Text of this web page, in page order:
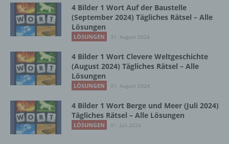
4 Bilder 1 Wort Auf der Baustelle
(September 2024) Tägliches Rätsel – Alle
Lösungen
LÖSUNGEN 31. August 2024
4 Bilder 1 Wort Clevere Weltgeschichte
(August 2024) Tägliches Rätsel – Alle
Lösungen
LÖSUNGEN 01. August 2024
4 Bilder 1 Wort Berge und Meer (Juli 2024)
Tägliches Rätsel – Alle Lösungen
LÖSUNGEN 01. Juli 2024
Zusammenhang mit personenbezogenen
Daten wie das Erheben, das Erfassen, die
Organisation, das Ordnen, die Speicherung,
die Anpassung oder Veränderung, das
die Offenlegung durch Übermittlung,
Verbreitung oder eine andere Form der
Bereitstellung, den Abgleich oder die
Verknüpfung, die Einschränkung, das
d) Einschränkung der Verarbeitung